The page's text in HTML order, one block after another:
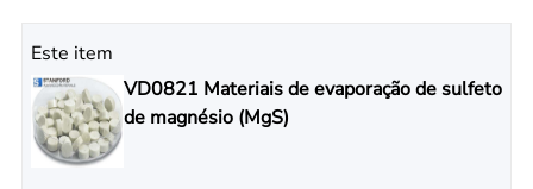
Este item
VD0821 Materiais de evaporação de sulfeto
de magnésio (MgS)